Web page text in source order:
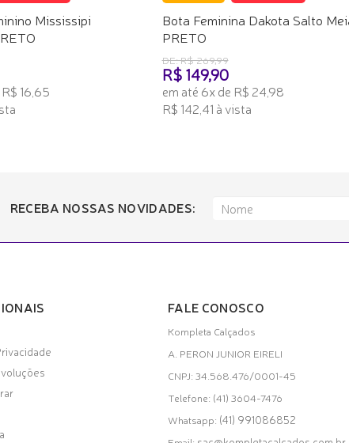
Mississipi
16,65
Bota Feminina Dakota Salto
PRETO
DE: R$ 269,99
R$ 149,90
em até 6x de R$ 24,98
R$ 142,41 à vista
RECEBA NOSSAS NOVIDADES:
FALE CONOSCO
Kompleta Calçados
A. PERON JUNIOR EIRELI
CNPJ: 34.568.476/0001-45
Telefone: (41) 3604-7476
Whatsapp: (41) 991086852